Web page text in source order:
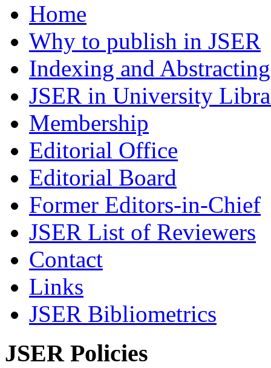
Home
Why to publish in JSER
Indexing and Abstracting
JSER in University
Membership
Editorial Office
Editorial Board
Former Editors-in-Chief
JSER List of Reviewers
Contact
Links
JSER Bibliometrics
JSER Policies